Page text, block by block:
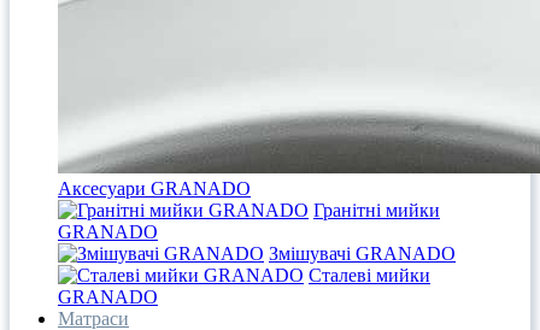
Аксесуари GRANADO
Гранітні мийки
GRANADO
Змішувачі GRANADO
Сталеві мийки
GRANADO
Матраси